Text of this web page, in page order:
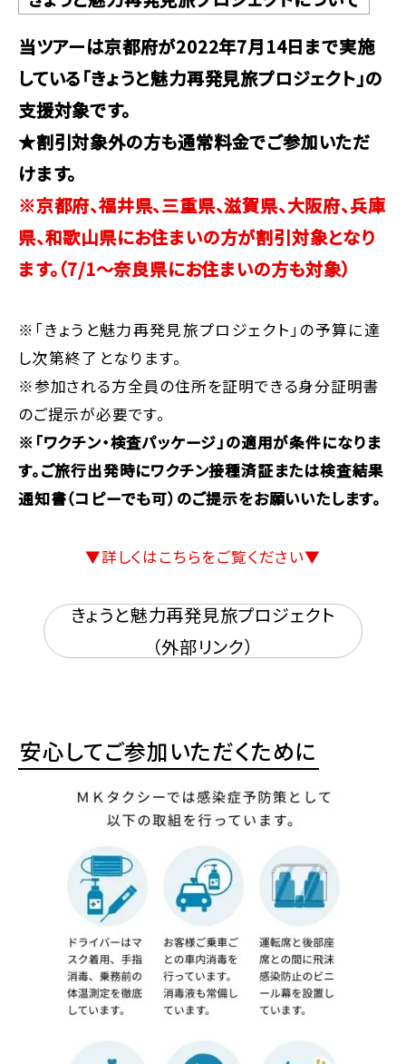
当ツアーは京都府が2022年7月14日まで実施
している「きょうと魅力再発見旅プロジェクト」の
支援対象です。
★割引対象外の方も通常料金でご参加いただ
けます。
※京都府、福井県、三重県、滋賀県、大阪府、兵庫
県、和歌山県にお住まいの方が割引対象となり
ます。（7/1～奈良県にお住まいの方も対象）
※「きょうと魅力再発見旅プロジェクト」の予算に達
し次第終了となります。
※参加される方全員の住所を証明できる身分証明書
のご提示が必要です。
※「ワクチン・検査パッケージ」の適用が条件になりま
す。ご旅行出発時にワクチン接種済証または検査結果
通知書（コピーでも可）のご提示をお願いいたします。
▼詳しくはこちらをご覧ください▼
きょうと魅力再発見旅プロジェクト
（外部リンク）
安心してご参加いただくために